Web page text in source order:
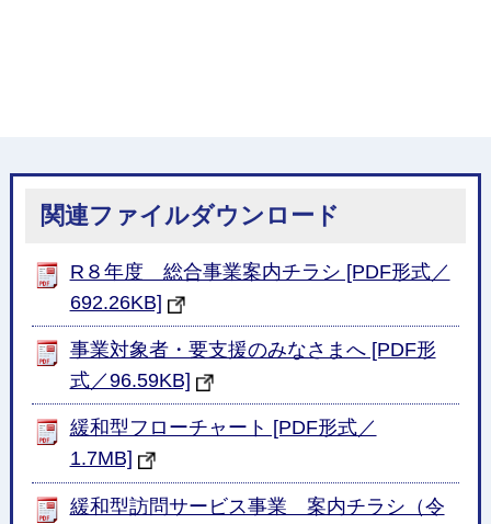
関連ファイルダウンロード
R８年度 総合事業案内チラシ [PDF形式／
692.26KB]
事業対象者・要支援のみなさまへ [PDF形
式／96.59KB]
緩和型フローチャート [PDF形式／
1.7MB]
緩和型訪問サービス事業 案内チラシ（令